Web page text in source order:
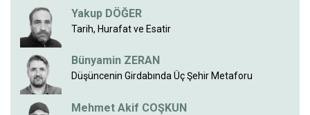
Yakup DÖĞER
Tarih, Hurafat ve Esatir
Bünyamin ZERAN
Düşüncenin Girdabında Üç Şehir Metaforu
Mehmet Akif COŞKUN